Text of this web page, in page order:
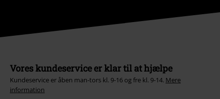
Vores kundeservice er klar til at hjælpe
Kundeservice er åben man-tors kl. 9-16 og fre kl. 9-14. Mere
information